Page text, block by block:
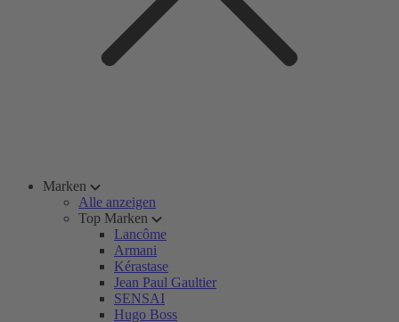
Marken
Alle anzeigen
Top Marken
Lancôme
Armani
Kérastase
Jean Paul Gaultier
SENSAI
Hugo Boss